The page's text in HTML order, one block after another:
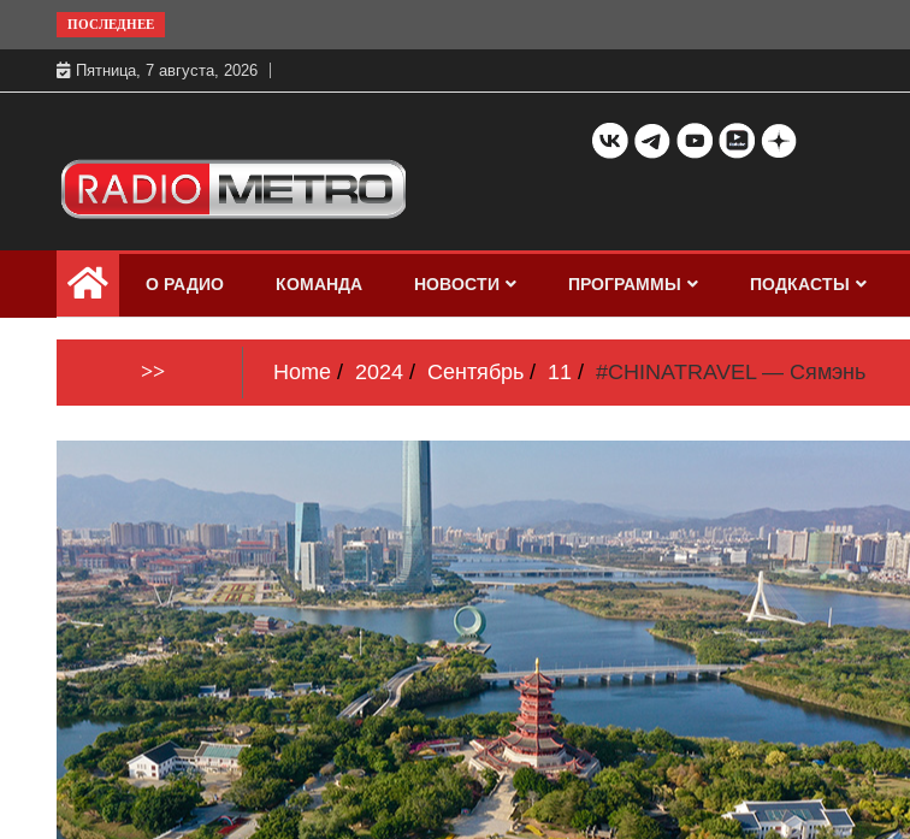
to
content
ПОСЛЕДНЕЕ
Пятница, 7 августа, 2026
Радио МЕТРО
бесплатно в хорошем качестве Санкт-
Петербург и Россия
О РАДИО КОМАНДА НОВОСТИ ПРОГРАММЫ ПОДКАСТЫ
>> Home 2024 Сентябрь 11 #CHINATRAVEL — Сямэнь